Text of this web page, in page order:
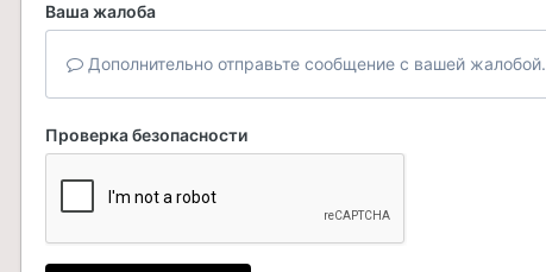
Ваша жалоба
Дополнительно отправьте сообщение с вашей жалобой.
Проверка безопасности